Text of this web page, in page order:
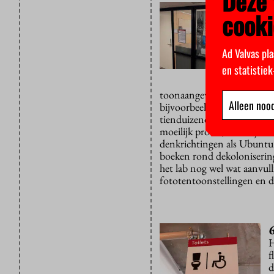
toonaangevende filosofen
bijvoorbeeld aan een
tienduizenden jaren
moeilijk proces, waarbij de
denkrichtingen als
boeken rond
het lab nog wel wat
fototentoonstellingen en
Ad Valvas
en
Alleen